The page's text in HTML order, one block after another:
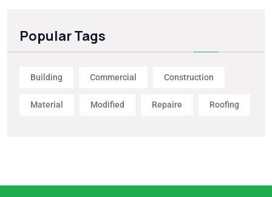
Popular Tags
Building Commercial Construction
Material Modified Repaire Roofing